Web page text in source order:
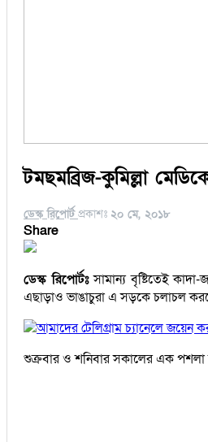
টমছমব্রিজ-কুমিল্লা
ডেস্ক রিপোর্ট প্রকাশঃ ২০ মে, ২০১৮
Share
ডেস্ক রিপোর্টঃসামান্য বৃষ্টিতেই
এছাড়াও ভাঙাচুরা এ সড়কে চলাচল করতে
আমাদের টেলিগ্রাম চ্যানেলে জয়েন
শুক্রবার ও শনিবার সকালের এক পশলা